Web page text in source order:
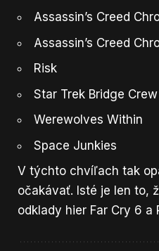
Assassin’s Creed
Assassin’s Creed
Risk
Star Trek Bridge Crew
Werewolves Within
Space Junkies
V týchto chvíľach tak
očakávať. Isté je len to,
odklady hier Far Cry 6 a